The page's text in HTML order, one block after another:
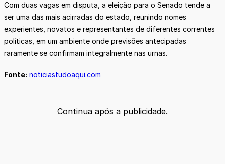
Com duas vagas em disputa, a eleição para o Senado tende a
ser uma das mais acirradas do estado, reunindo nomes
experientes, novatos e representantes de diferentes correntes
políticas, em um ambiente onde previsões antecipadas
raramente se confirmam integralmente nas urnas.
Fonte: noticiastudoaqui.com
Continua após a publicidade.